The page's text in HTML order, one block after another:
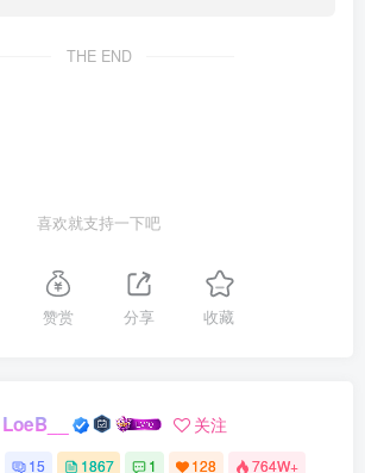
THE END
喜欢就支持一下吧
赞赏 分享 收藏
LoeB__ 关注
15 1867 1 128 764W+